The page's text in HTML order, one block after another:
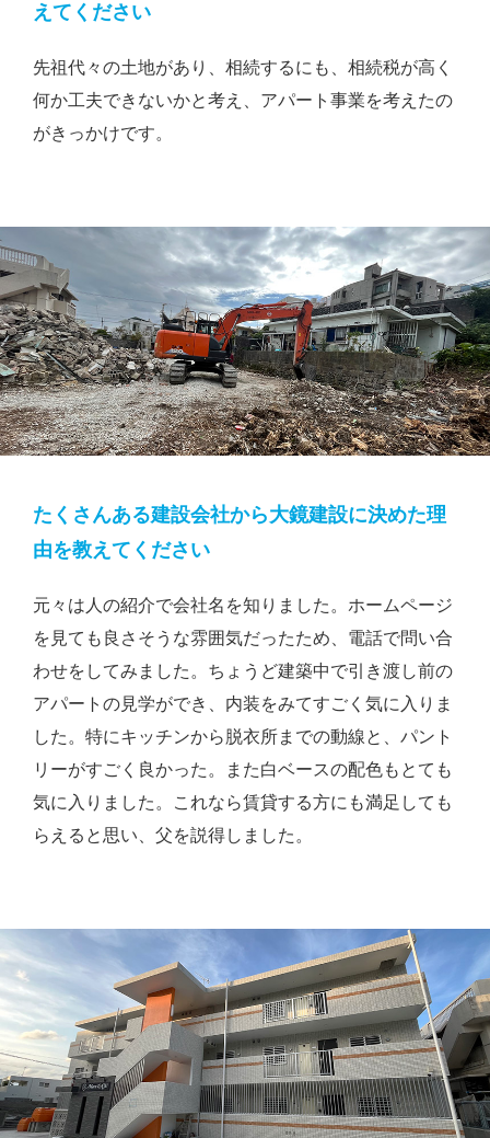
えてください
先祖代々の土地があり、相続するにも、相続税が高く
何か工夫できないかと考え、アパート事業を考えたの
がきっかけです。
たくさんある建設会社から大鏡建設に決めた理
由を教えてください
元々は人の紹介で会社名を知りました。ホームページ
を見ても良さそうな雰囲気だったため、電話で問い合
わせをしてみました。ちょうど建築中で引き渡し前の
アパートの見学ができ、内装をみてすごく気に入りま
した。特にキッチンから脱衣所までの動線と、パント
リーがすごく良かった。また白ベースの配色もとても
気に入りました。これなら賃貸する方にも満足しても
らえると思い、父を説得しました。